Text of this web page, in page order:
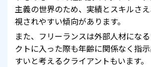
主義の世界のため、実績とスキルさ
視されやすい傾向があります。
また、フリーランスは外部人材にな
クトに入った際も年齢に関係なく指
すいと考えるクライアントもいます。